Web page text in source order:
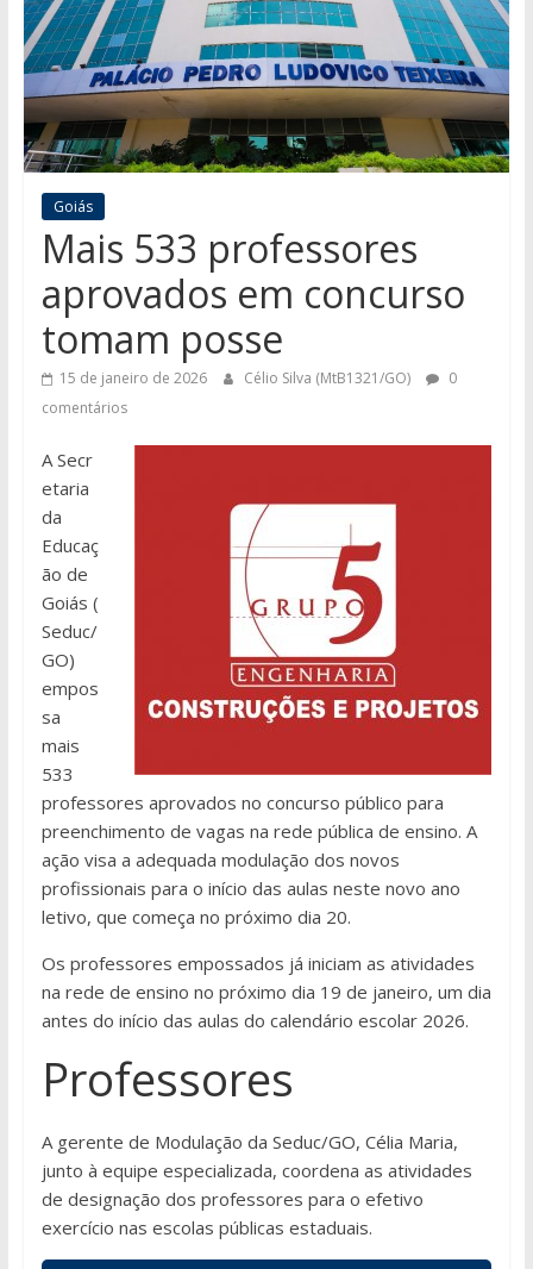
Goiás
Mais 533 professores
aprovados em concurso
tomam posse
15 de janeiro de 2026 Célio Silva (MtB1321/GO)
0
comentários
A Secr
etaria
da
Educaç
ão de
Goiás (
Seduc/
GO)
empos
sa
mais
533
professores aprovados no concurso público para
preenchimento de vagas na rede pública de ensino. A
ação visa a adequada modulação dos novos
profissionais para o início das aulas neste novo ano
letivo, que começa no próximo dia 20.
Os professores empossados já iniciam as atividades
na rede de ensino no próximo dia 19 de janeiro, um dia
antes do início das aulas do calendário escolar 2026.
Professores
A gerente de Modulação da Seduc/GO, Célia Maria,
junto à equipe especializada, coordena as atividades
de designação dos professores para o efetivo
exercício nas escolas públicas estaduais.